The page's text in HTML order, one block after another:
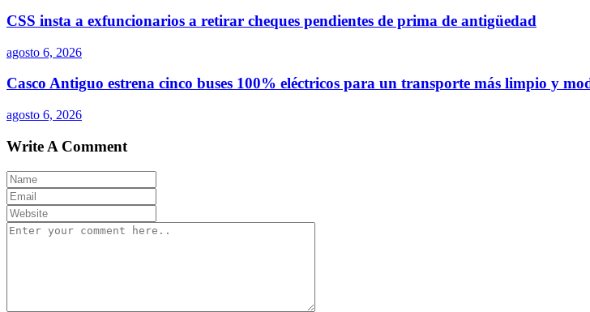
CSS insta a exfuncionarios a retirar cheques pendientes de prima de antigüedad
agosto 6, 2026
Casco Antiguo estrena cinco buses 100% eléctricos para un transporte más limpio y
agosto 6, 2026
Write A Comment